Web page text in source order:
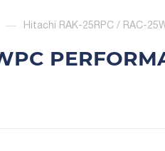
— Hitachi RAK-25RPC / RAC-